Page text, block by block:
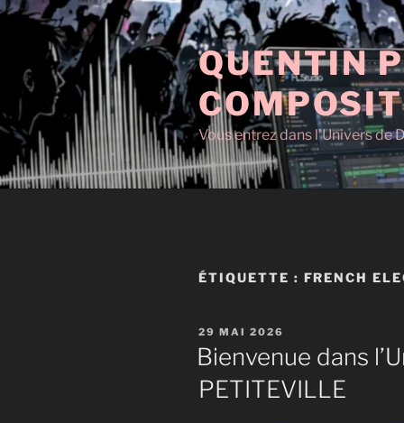
Aller
contenu
principal
QUENTIN
Vous entrez dans l'Univers de
ÉTIQUETTE : FRENCH
PUBLIÉ
LE
29 MAI 2026
Bienvenue dans
PETITEVILLE